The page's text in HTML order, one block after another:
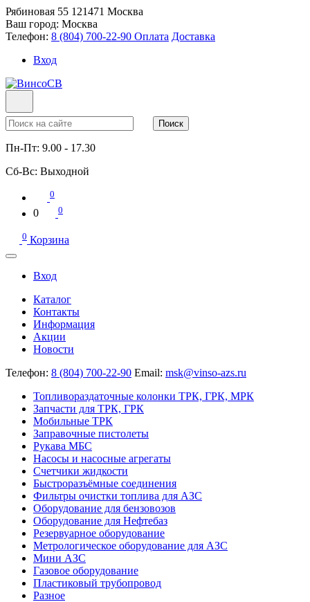
Рябиновая 55 121471 Москва
Ваш город: Москва
Телефон: 8 (804) 700-22-90 Оплата Доставка
Вход
Поиск
Пн-Пт: 9.00 - 17.30
Сб-Вс: Выходной
0
0 0
0 Корзина
Вход
Каталог
Контакты
Информация
Акции
Новости
Телефон: 8 (804) 700-22-90 Email: msk@vinso-azs.ru
Топливораздаточные колонки ТРК, ГРК, МРК
Запчасти для ТРК, ГРК
Мобильные ТРК
Заправочные пистолеты
Рукава МБС
Насосы и насосные агрегаты
Счетчики жидкости
Быстроразъёмные соединения
Фильтры очистки топлива для АЗС
Оборудование для бензовозов
Оборудование для Нефтебаз
Резервуарное оборудование
Метрологическое оборудование для АЗС
Мини АЗС
Газовое оборудование
Пластиковый трубопровод
Разное